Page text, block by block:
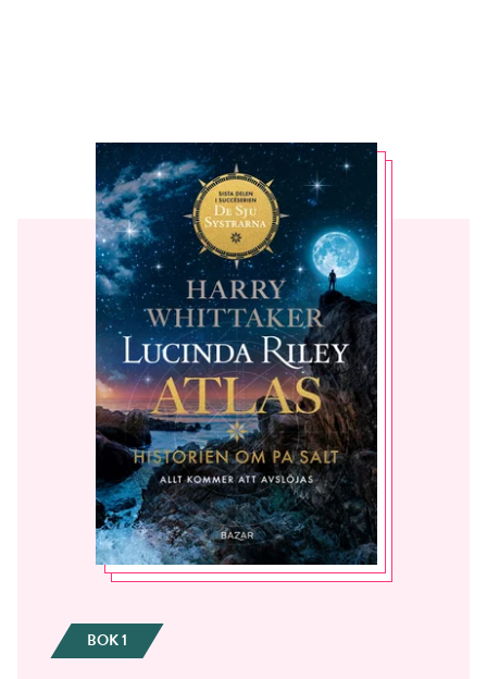
BOK 1